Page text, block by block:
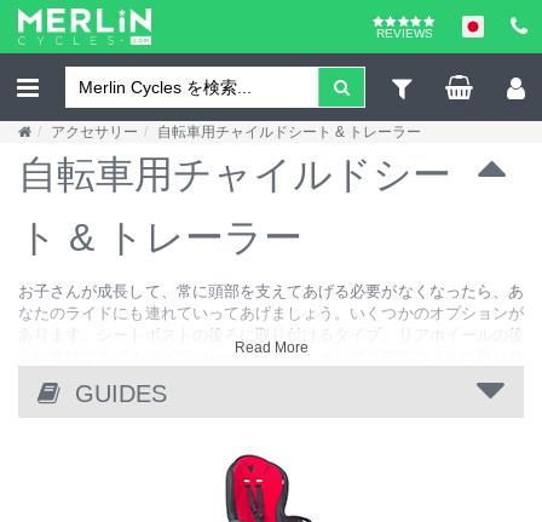
REVIEWS
アクセサリー 自転車用チャイルドシート & トレーラー
自転車用チャイルドシー
ト & トレーラー
お子さんが成長して、常に頭部を支えてあげる必要がなくなったら、あ
なたのライドにも連れていってあげましょう。いくつかのオプションが
あります。シートポストの後ろに取り付けるタイプ、リアホイールの後
ろに連結するプルタイプのハーフバイク、そしてリアアクスルに取り付
けるチャイルドトレーラーです。
Read More
GUIDES